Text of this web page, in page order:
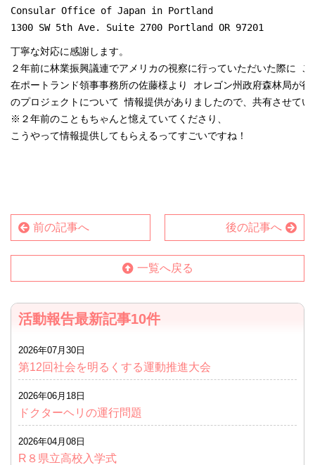
Consular Office of Japan in Portland
1300 SW 5th Ave. Suite 2700 Portland OR 97201
丁寧な対応に感謝します。
２年前に林業振興議連でアメリカの視察に行っていただいた際に ご
在ポートランド領事事務所の佐藤様より オレゴン州政府森林局が行
のプロジェクトについて 情報提供がありましたので、共有させて
※２年前のこともちゃんと憶えていてくださり、
こうやって情報提供してもらえるってすごいですね！
前の記事へ 後の記事へ
一覧へ戻る
活動報告最新記事10件
2026年07月30日
第12回社会を明るくする運動推進大会
2026年06月18日
ドクターヘリの運行問題
2026年04月08日
R８県立高校入学式